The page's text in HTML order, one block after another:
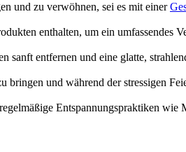
und zu verwöhnen, sei es mit einer
enthalten, um ein umfassendes
entfernen und eine glatte,
und während der stressigen
Entspannungspraktiken wie